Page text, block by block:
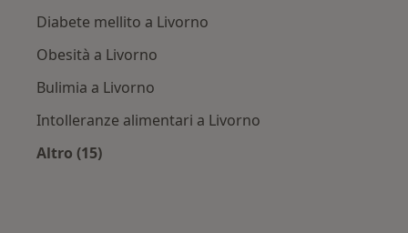
Diabete mellito a Livorno
Obesità a Livorno
Bulimia a Livorno
Intolleranze alimentari a Livorno
Altro (15)